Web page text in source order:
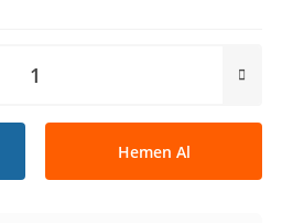
Hemen Al